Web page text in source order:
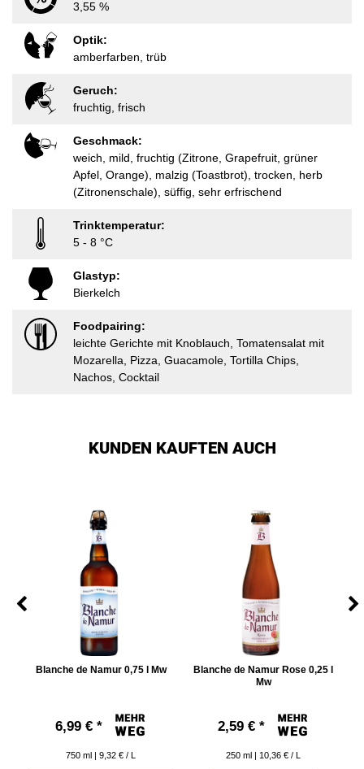
3,55 %
Optik:
amberfarben, trüb
Geruch:
fruchtig, frisch
Geschmack:
weich, mild, fruchtig (Zitrone, Grapefruit, grüner
Apfel, Orange), malzig (Toastbrot), trocken, herb
(Zitronenschale), süffig, sehr erfrischend
Trinktemperatur:
5 - 8 °C
Glastyp:
Bierkelch
Foodpairing:
leichte Gerichte mit Knoblauch, Tomatensalat mit
Mozarella, Pizza, Guacamole, Tortilla Chips,
Nachos, Cocktail
KUNDEN KAUFTEN AUCH
Blanche de Namur 0,75 l Mw
6,99 € *
750 ml | 9,32 € / L
Blanche de Namur Rose 0,25 l
Mw
2,59 € *
250 ml | 10,36 € / L